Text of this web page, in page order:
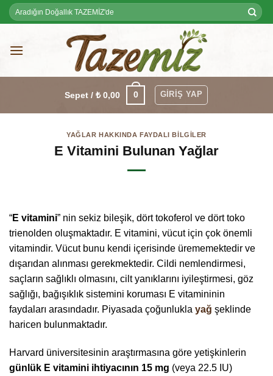
Skip
to
Ara:
Sepet / ₺0,00 0 GIRIŞ YAP
YAĞLAR HAKKINDA FAYDALI BILGILER
E Vitamini Bulunan Yağlar
“E vitamini” nin sekiz bileşik, dört tokoferol ve dört toko
trienolden oluşmaktadır. E vitamini, vücut için çok önemli
vitamindir. Vücut bunu kendi içerisinde ürememektedir ve
dışarıdan alınması gerekmektedir. Cildi nemlendirmesi,
saçların sağlıklı olmasını, cilt yanıklarını iyileştirmesi, göz
sağlığı, bağışıklık sistemini koruması E vitamininin
faydaları arasındadır. Piyasada çoğunlukla yağ şeklinde
haricen bulunmaktadır.
Harvard üniversitesinin araştırmasına göre yetişkinlerin
günlük E vitamini ihtiyacının 15 mg (veya 22.5 IU)